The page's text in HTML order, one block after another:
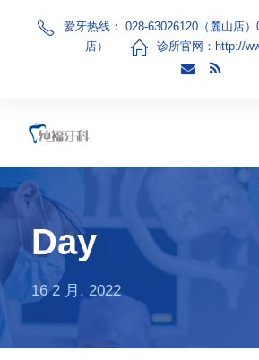
爱牙热线： 028-63026120（麓山店
店）
诊所官网： http://
Day
16 2 月, 2022